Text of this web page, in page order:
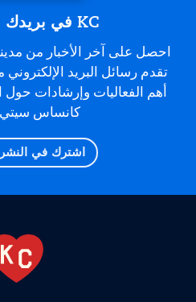
KC في بريدك الإلكتروني
احصل على آخر الأخبار من
أهم الفعاليات وإرشادات
كانساس سيتي
اشترك في